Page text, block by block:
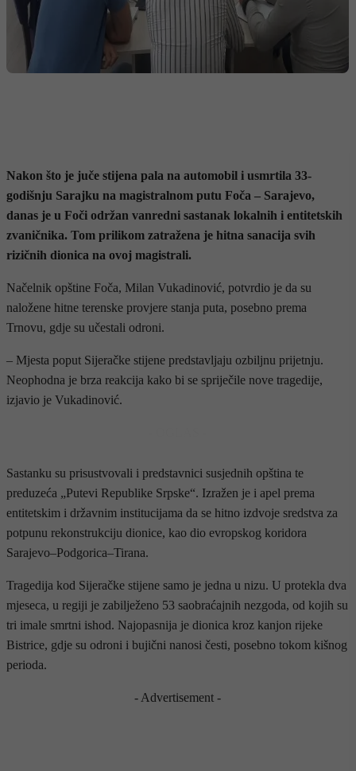
Nakon što je juče stijena pala na automobil i usmrtila 33-
godišnju Sarajku na magistralnom putu Foča – Sarajevo,
danas je u Foči održan vanredni sastanak lokalnih i entitetskih
zvaničnika. Tom prilikom zatražena je hitna sanacija svih
rizičnih dionica na ovoj magistrali.
Načelnik opštine Foča, Milan Vukadinović, potvrdio je da su
naložene hitne terenske provjere stanja puta, posebno prema
Trnovu, gdje su učestali odroni.
– Mjesta poput Sijeračke stijene predstavljaju ozbiljnu prijetnju.
Neophodna je brza reakcija kako bi se spriječile nove tragedije,
izjavio je Vukadinović.
Sastanku su prisustvovali i predstavnici susjednih opština te
preduzeća „Putevi Republike Srpske“. Izražen je i apel prema
entitetskim i državnim institucijama da se hitno izdvoje sredstva za
potpunu rekonstrukciju dionice, kao dio evropskog koridora
Sarajevo–Podgorica–Tirana.
Tragedija kod Sijeračke stijene samo je jedna u nizu. U protekla dva
mjeseca, u regiji je zabilježeno 53 saobraćajnih nezgoda, od kojih su
tri imale smrtni ishod. Najopasnija je dionica kroz kanjon rijeke
Bistrice, gdje su odroni i bujični nanosi česti, posebno tokom kišnog
perioda.
- Advertisement -